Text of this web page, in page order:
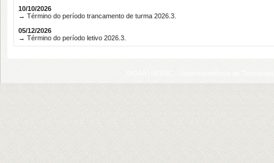
10/10/2026
→ Término do período trancamento de turma 2026.3.
05/12/2026
→ Término do período letivo 2026.3.